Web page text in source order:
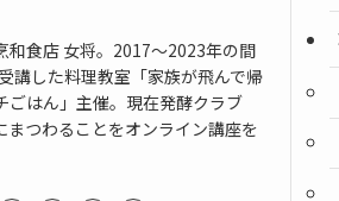
和食店 女将。2017～2023年の間
講した料理教室「家族が飛んで帰
ごはん」主催。現在発酵クラブ
まつわることをオンライン講座を